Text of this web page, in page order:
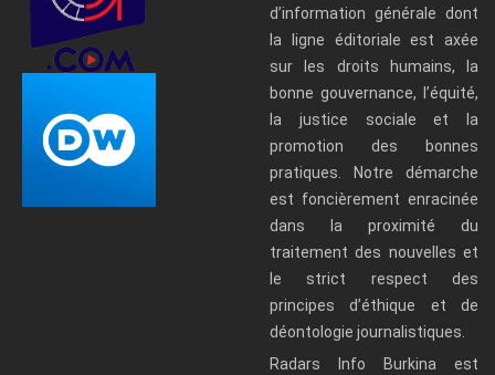
d’information générale dont
la ligne éditoriale est axée
sur les droits humains, la
bonne gouvernance, l’équité,
la justice sociale et la
promotion des bonnes
pratiques. Notre démarche
est foncièrement enracinée
dans la proximité du
traitement des nouvelles et
le strict respect des
principes d’éthique et de
déontologie journalistiques.
Radars Info Burkina est